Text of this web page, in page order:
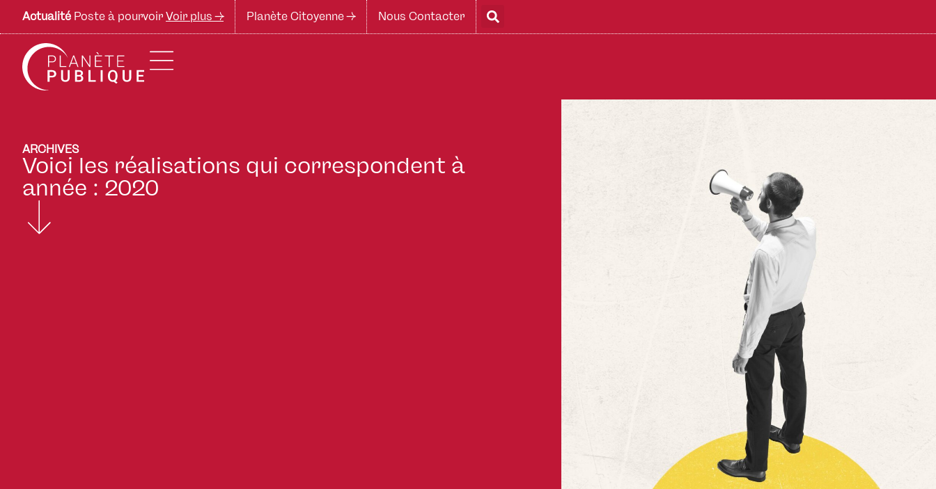
Planète Citoyenne -> Nous Contacter
Actualité Poste à pourvoir Voir plus ->
ARCHIVES
Voici les réalisations qui correspondent à
année : 2020